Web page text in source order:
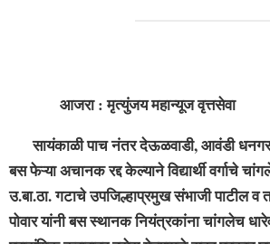
आजरा : मृत्युंजय महान्यूज वृत्तसेवा
सायंकाळी पाच नंतर देऊळवाडी, आवंडी
बस फेऱ्या अचानक रद्द केल्याने विद्यार्थी वर्गाचे
उ.बा.ठा. गटाचे उपजिल्हाप्रमुख संभाजी पाटील
पोवार यांनी बस स्थानक नियंत्रकांना चांगलेच